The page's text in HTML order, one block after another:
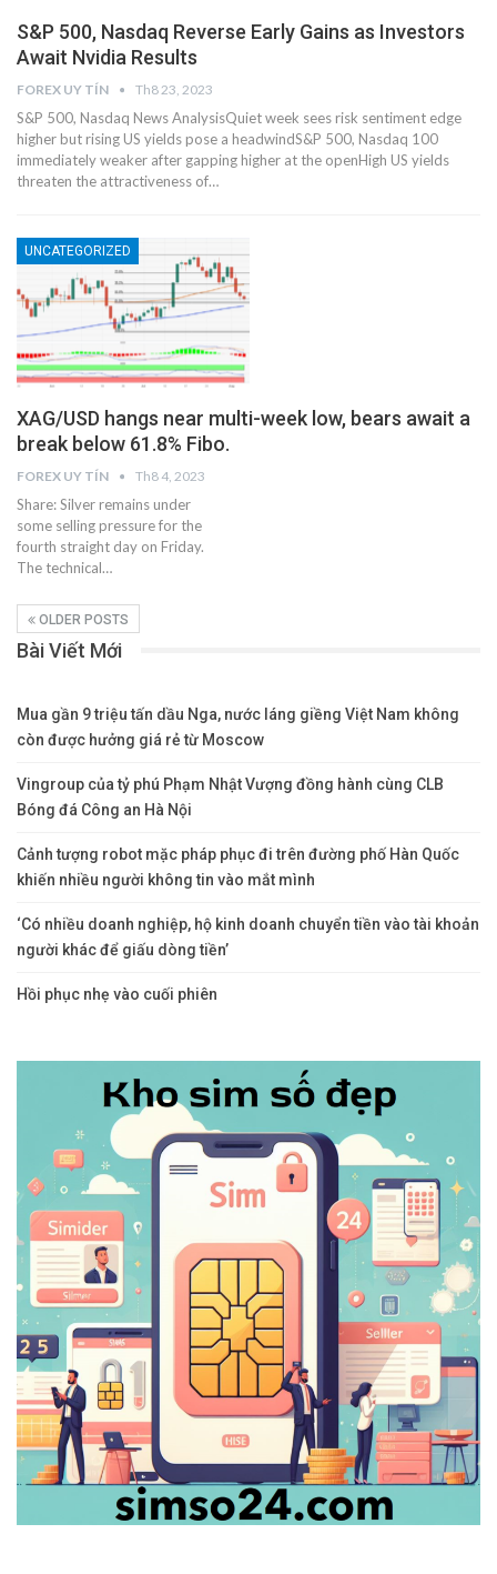
S&P 500, Nasdaq Reverse Early Gains as Investors
Await Nvidia Results
FOREX UY TÍN Th8 23, 2023
S&P 500, Nasdaq News AnalysisQuiet week sees risk sentiment edge
higher but rising US yields pose a headwindS&P 500, Nasdaq 100
immediately weaker after gapping higher at the openHigh US yields
threaten the attractiveness of…
UNCATEGORIZED
XAG/USD hangs near multi-week low, bears await a
break below 61.8% Fibo.
FOREX UY TÍN Th8 4, 2023
Share: Silver remains under
some selling pressure for the
fourth straight day on Friday.
The technical…
OLDER POSTS
Bài Viết Mới
Mua gần 9 triệu tấn dầu Nga, nước láng giềng Việt Nam không
còn được hưởng giá rẻ từ Moscow
Vingroup của tỷ phú Phạm Nhật Vượng đồng hành cùng CLB
Bóng đá Công an Hà Nội
Cảnh tượng robot mặc pháp phục đi trên đường phố Hàn Quốc
khiến nhiều người không tin vào mắt mình
‘Có nhiều doanh nghiệp, hộ kinh doanh chuyển tiền vào tài khoản
người khác để giấu dòng tiền’
Hồi phục nhẹ vào cuối phiên